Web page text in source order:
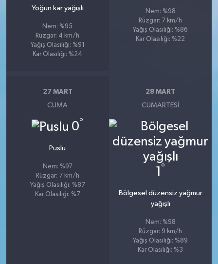
Yoğun kar yağışlı
Nem: %95
Rüzgar: 4 km/h
Yağış Olasılığı: %91
Kar Olasılığı: %24
Nem: %98
Rüzgar: 7 km/h
Yağış Olasılığı: %86
Kar Olasılığı: %22
27 MART
CUMA
0°
Puslu
Nem: %97
Rüzgar: 7 km/h
Yağış Olasılığı: %87
Kar Olasılığı: %7
28 MART
CUMARTESI
1 °
Bölgesel düzensiz yağmur
yağışlı
Nem: %98
Rüzgar: 9 km/h
Yağış Olasılığı: %89
Kar Olasılığı: %3